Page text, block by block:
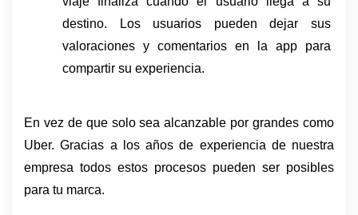
destino. Los usuarios pueden dejar sus
valoraciones y comentarios en la app para
compartir su experiencia.
En vez de que solo sea alcanzable por grandes como
Uber. Gracias a los años de experiencia de nuestra
empresa todos estos procesos pueden ser posibles
para tu marca.